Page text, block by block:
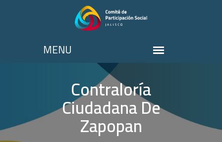
Contraloría
Ciudadana De
Zapopan